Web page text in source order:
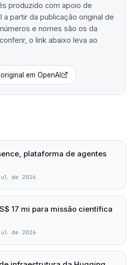
produzido com apoio de
a partir da publicação original de
e nomes são os da
o link abaixo leva ao
em OpenAI
plataforma de agentes
de 2026
17 mi para missão científica
de 2026